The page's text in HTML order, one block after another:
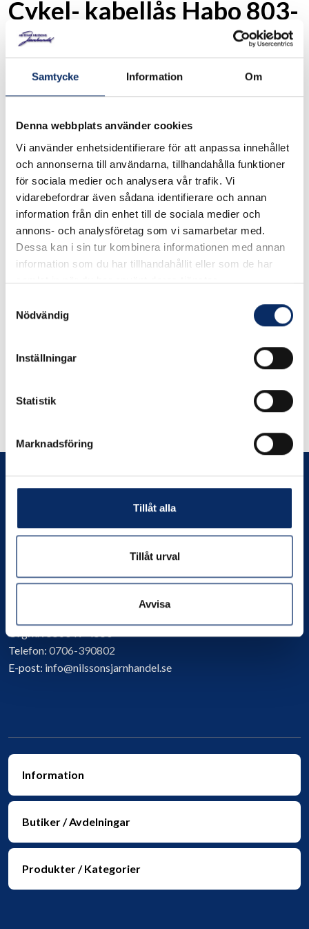
Samtycke Information Om
Denna webbplats använder cookies
Vi använder enhetsidentifierare för att anpassa innehållet
och annonserna till användarna, tillhandahålla funktioner
för sociala medier och analysera vår trafik. Vi
vidarebefordrar även sådana identifierare och annan
information från din enhet till de sociala medier och
annons- och analysföretag som vi samarbetar med.
Dessa kan i sin tur kombinera informationen med annan
information som du har tillhandahållit eller som de har
samlat in när du har använt deras tjänster.
Nödvändig
Inställningar
Statistik
Marknadsföring
Tillåt alla
Tillåt urval
Avvisa
Cykel- kabellås Habo 803-
13
Art. nr: 17357
I lager
Antal
remove add
146kr
Lägg i varukorg
Produktinformation expand_more
Liknande produkter
Andra har även tittat på
Prenumerera
Org. nr:556049-4550
Telefon: 0706-390802
E-post: info@nilssonsjarnhandel.se
Information
Butiker / Avdelningar
Produkter / Kategorier